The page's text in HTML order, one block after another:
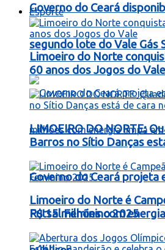
Governo do Ceará
segundo lote do Vale Gás
Governo do Ceará projeta
R$ 15 milhões com
Esporte
Limoeiro do Norte
60 anos dos Jogos do Vale
LIMOEIRO DO NORTE:
Barros no Sítio Danças
Limoeiro do Norte é
Futsal Feminino 2025